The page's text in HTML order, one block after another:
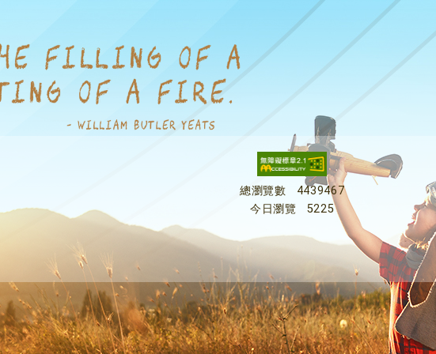
總瀏覽數
4439467
今日瀏覽
5225